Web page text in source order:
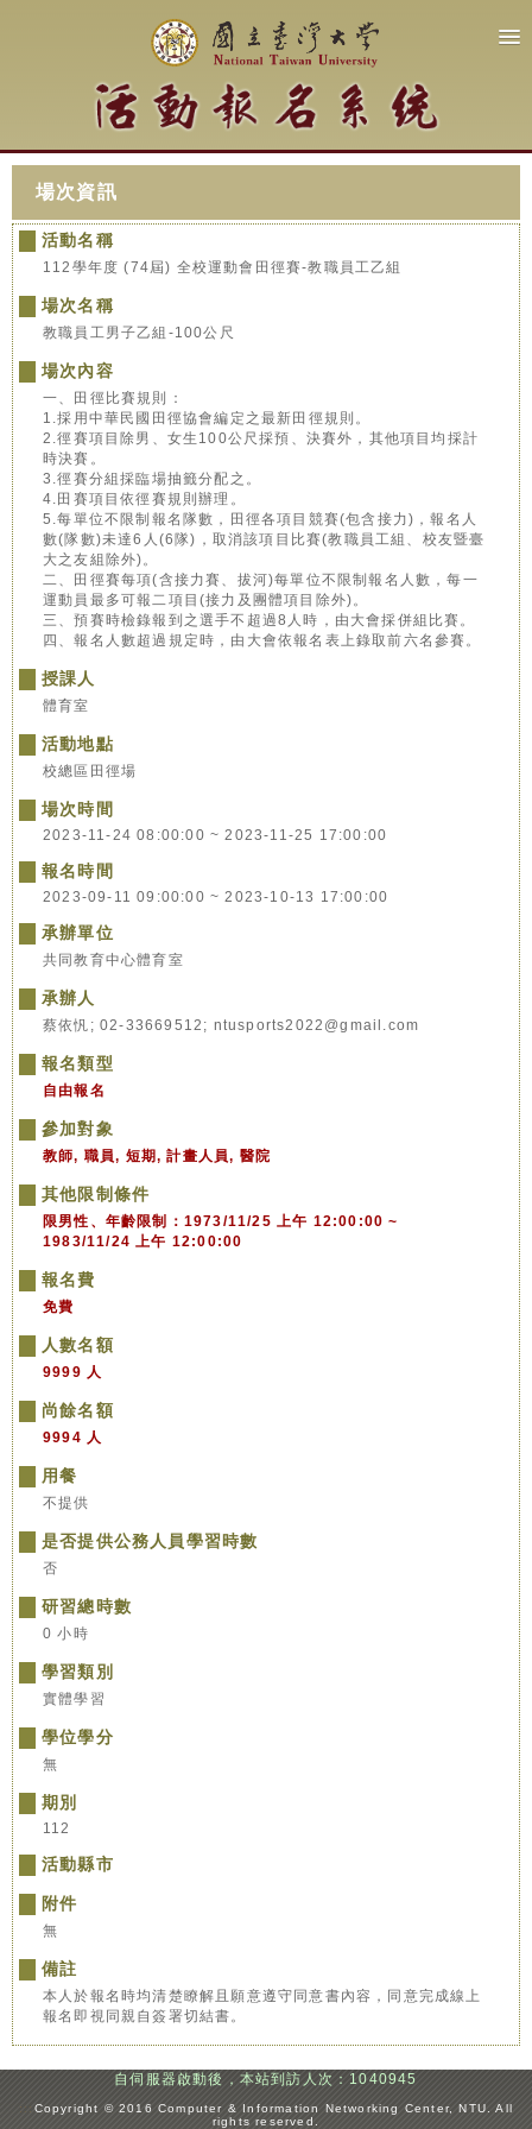
場次資訊
活動名稱
112學年度 (74屆) 全校運動會田徑賽-教職員工乙組
場次名稱
教職員工男子乙組-100公尺
場次內容
一、田徑比賽規則：
1.採用中華民國田徑協會編定之最新田徑規則。
2.徑賽項目除男、女生100公尺採預、決賽外，其他項目均採計
時決賽。
3.徑賽分組採臨場抽籤分配之。
4.田賽項目依徑賽規則辦理。
5.每單位不限制報名隊數，田徑各項目競賽(包含接力)，報名人
數(隊數)未達6人(6隊)，取消該項目比賽(教職員工組、校友暨臺
大之友組除外)。
二、田徑賽每項(含接力賽、拔河)每單位不限制報名人數，每一
運動員最多可報二項目(接力及團體項目除外)。
三、預賽時檢錄報到之選手不超過8人時，由大會採併組比賽。
四、報名人數超過規定時，由大會依報名表上錄取前六名參賽。
授課人
體育室
活動地點
校總區田徑場
場次時間
2023-11-24 08:00:00 ~ 2023-11-25 17:00:00
報名時間
2023-09-11 09:00:00 ~ 2023-10-13 17:00:00
承辦單位
共同教育中心體育室
承辦人
蔡依忛; 02-33669512; ntusports2022@gmail.com
報名類型
自由報名
參加對象
教師, 職員, 短期, 計畫人員, 醫院
其他限制條件
限男性、年齡限制：1973/11/25 上午 12:00:00 ~
1983/11/24 上午 12:00:00
報名費
免費
人數名額
9999 人
尚餘名額
9994 人
用餐
不提供
是否提供公務人員學習時數
否
研習總時數
0 小時
學習類別
實體學習
學位學分
無
期別
112
活動縣市
附件
無
備註
本人於報名時均清楚瞭解且願意遵守同意書內容，同意完成線上
報名即視同親自簽署切結書。
自伺服器啟動後，本站到訪人次：1040945
::: Copyright © 2016 Computer & Information Networking Center, NTU. All
rights reserved.